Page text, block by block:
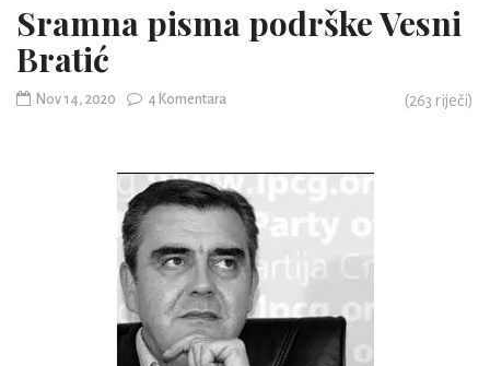
Sramna pisma podrške Vesni
Bratić
Nov 14, 2020 4 Komentara (263 riječi)